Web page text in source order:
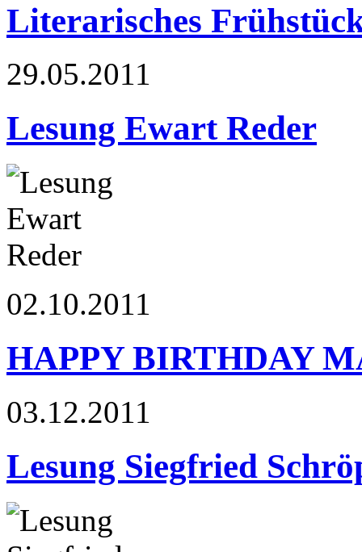
Literarisches
29.05.2011
Lesung Ewart Reder
02.10.2011
HAPPY BIRTHDAY
03.12.2011
Lesung Siegfried